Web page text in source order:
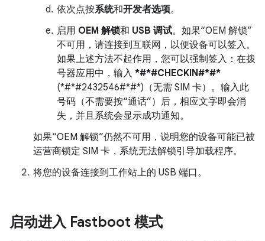
依次点按系统和开发者选项。
启用 OEM 解锁和 USB 调试。如果“OEM 解锁”
不可用，请连接到互联网，以便设备可以签入。
如果上述方法不起作用，您可以强制签入：在拨
号器应用中，输入 *#*#CHECKIN#*#*
(*#*#2432546#*#*)（无需 SIM 卡）。输入此
号码（不需要按“通话”）后，相应文字即会消
失，并且系统会显示成功通知。
如果“OEM 解锁”仍然不可用，说明您的设备可能已被
运营商锁定 SIM 卡，系统无法解锁引导加载程序。
将您的设备连接到工作站上的 USB 端口。
启动进入 Fastboot 模式